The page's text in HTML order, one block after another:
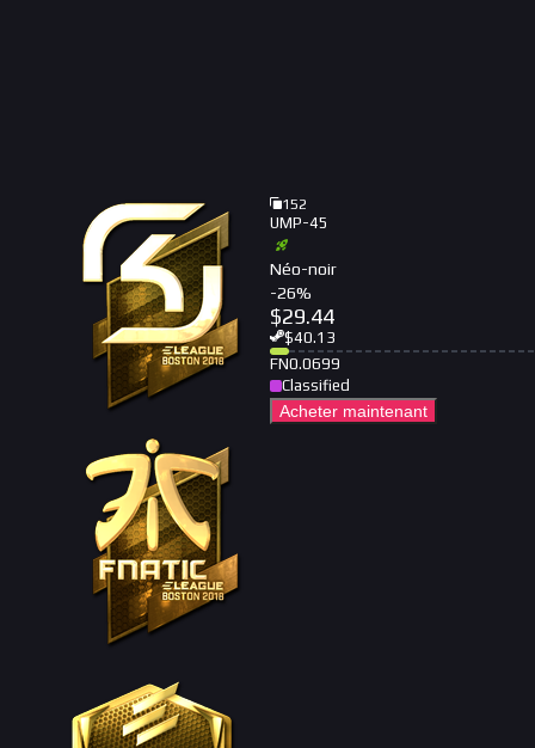
152
UMP-45
Néo-noir
-26%
$29.44
$40.13
FN0.0699
Classified
Acheter maintenant